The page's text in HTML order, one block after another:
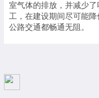
室气体的排放，并减少
工，在建设期间尽可能
公路交通都畅通无阻。